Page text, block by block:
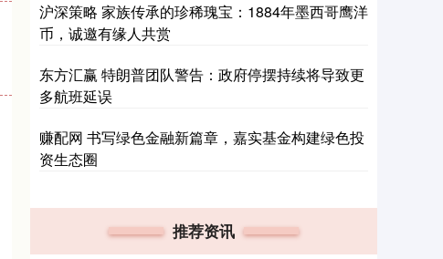
沪深策略 家族传承的珍稀瑰宝：1884年墨西哥鹰洋
币，诚邀有缘人共赏
东方汇赢 特朗普团队警告：政府停摆持续将导致更
多航班延误
赚配网 书写绿色金融新篇章，嘉实基金构建绿色投
资生态圈
推荐资讯